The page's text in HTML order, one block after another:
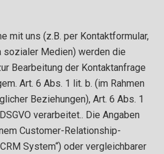
mit uns (z.B. per Kontaktformular,
sozialer Medien) werden die
Bearbeitung der Kontaktanfrage
Art. 6 Abs. 1 lit. b. (im Rahmen
Beziehungen), Art. 6 Abs. 1
verarbeitet.. Die Angaben
Customer-Relationship-
System“) oder vergleichbarer